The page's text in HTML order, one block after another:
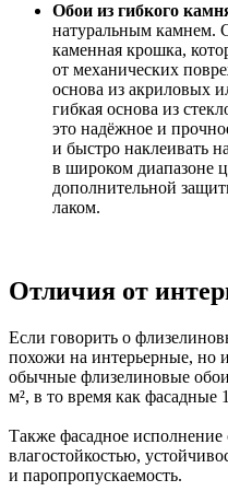
Обои из гибкого
натуральным камнем.
каменная крошка,
от механических
основа из акриловых
гибкая основа из
это надёжное и
и быстро наклеивать
в широком диапазоне
дополнительной
лаком.
Отличия от
Если говорить о
похожи на интерьерные, но
обычные флизелиновые
м², в то время как фасадные
Также фасадное исполнение
влагостойкостью,
и паропропускаемость.